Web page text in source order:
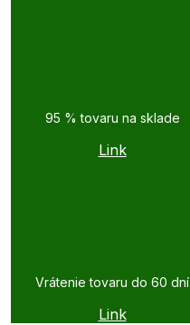
95 % tovaru na sklade
Link
Vrátenie tovaru do 60 dní
Link